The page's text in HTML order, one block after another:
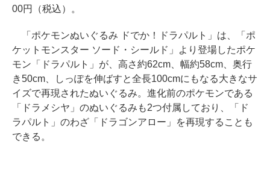
00円（税込）。
「ポケモンぬいぐるみ ドでか！ドラパルト」は、「ポ
ケットモンスター ソード・シールド」より登場したポケ
モン「ドラパルト」が、高さ約62cm、幅約58cm、奥行
き50cm、しっぽを伸ばすと全長100cmにもなる大きなサ
イズで再現されたぬいぐるみ。進化前のポケモンである
「ドラメシヤ」のぬいぐるみも2つ付属しており、「ド
ラパルト」のわざ「ドラゴンアロー」を再現することも
できる。